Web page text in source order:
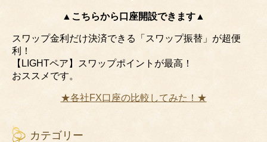
▲こちらから口座開設できます▲
スワップ金利だけ決済できる「スワップ振替」が超便
利！
【LIGHTペア】スワップポイントが最高！
おススメです。
★各社FX口座の比較してみた！★
カテゴリー